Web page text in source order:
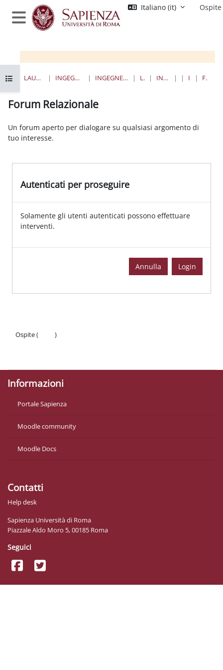
Vai al contenuto principale
Pannello laterale
Italiano ‎(it)‎ Ospite
Apri indice del corso
HOME CORSI LAUREE TRIENNALI, MAGISTRALI, A CICLO UNICO INGEGNERIA DELL'INFORMAZIONE, INFORMATICA E STATISTICA INGEGNERIA DELL'INFORMAZIONE, ELETTRONICA E TELECOMUNICAZIONI LAUREE MAGISTRALI INGEGNERIA DELLE COMUNICAZIONI TA FORUM RELAZIONALE
Forum Relazionale
Un forum aperto per dialogare su qualsiasi argomento di
tuo interesse.
Autenticati per proseguire
Solamente gli utenti autenticati possono effettuare
interventi.
Annulla Login
Ospite (
)
Informazioni
Portale Sapienza
Moodle community
Moodle Docs
Contatti
Help desk
Sapienza Università di Roma
Piazzale Aldo Moro 5, 00185 Roma
Seguici